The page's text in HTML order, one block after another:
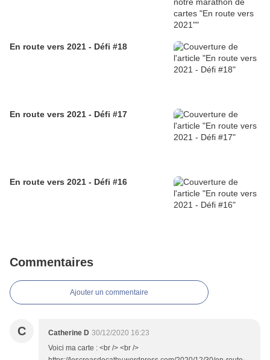
En route vers 2021 - Défi #18
En route vers 2021 - Défi #17
En route vers 2021 - Défi #16
Commentaires
Ajouter un commentaire
C Catherine D 30/12/2020 16:23
Voici ma carte : <br /> <br />